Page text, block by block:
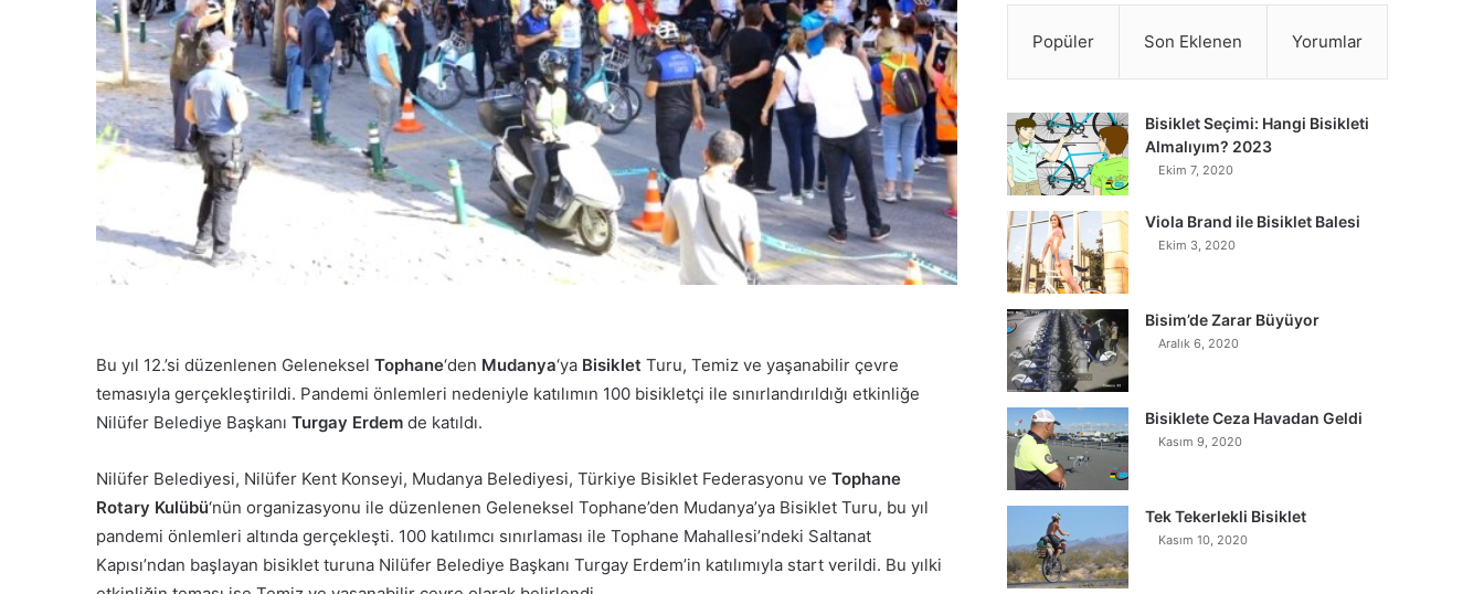
m
e
k
Bu yıl 12.’si düzenlenen Geleneksel Tophane‘den Mudanya‘ya Bisiklet Turu, Temiz ve yaşanabilir çevre
temasıyla gerçekleştirildi. Pandemi önlemleri nedeniyle katılımın 100 bisikletçi ile sınırlandırıldığı etkinliğe
Nilüfer Belediye Başkanı Turgay Erdem de katıldı.
Nilüfer Belediyesi, Nilüfer Kent Konseyi, Mudanya Belediyesi, Türkiye Bisiklet Federasyonu ve Tophane
Rotary Kulübü‘nün organizasyonu ile düzenlenen Geleneksel Tophane’den Mudanya’ya Bisiklet Turu, bu yıl
pandemi önlemleri altında gerçekleşti. 100 katılımcı sınırlaması ile Tophane Mahallesi’ndeki Saltanat
Kapısı’ndan başlayan bisiklet turuna Nilüfer Belediye Başkanı Turgay Erdem’in katılımıyla start verildi. Bu yılki
Popüler Son Eklenen Yorumlar
Bisiklet Seçimi: Hangi Bisikleti
Almalıyım? 2023
Ekim 7, 2020
Viola Brand ile Bisiklet Balesi
Ekim 3, 2020
Bisim’de Zarar Büyüyor
Aralık 6, 2020
Bisiklete Ceza Havadan Geldi
Kasım 9, 2020
Tek Tekerlekli Bisiklet
Kasım 10, 2020